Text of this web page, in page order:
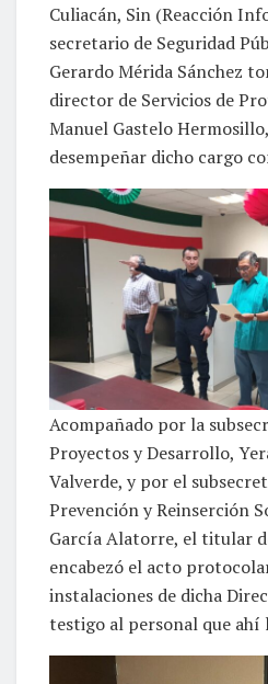
Culiacán, Sin (Reacción
secretario de Seguridad
Gerardo Mérida Sánchez
director de Servicios de
Manuel Gastelo
desempeñar dicho cargo
Acompañado por la
Proyectos y Desarrollo,
Valverde, y por el
Prevención y Reinserción
García Alatorre, el titular
encabezó el acto
instalaciones de dicha
testigo al personal que ahí